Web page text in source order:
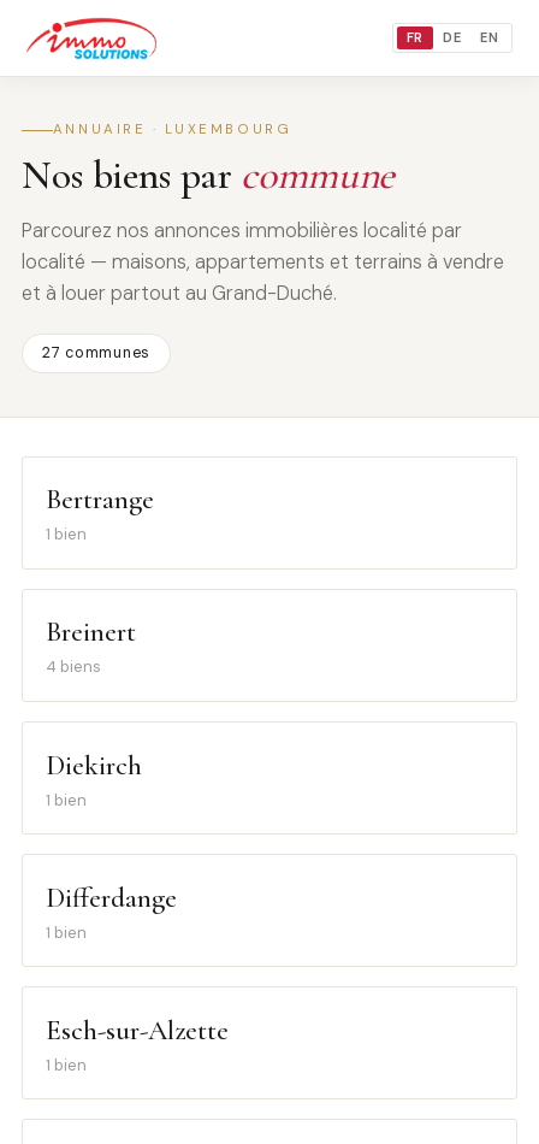
FR DE EN
ANNUAIRE · LUXEMBOURG
Nos biens par commune
Parcourez nos annonces immobilières localité par
localité — maisons, appartements et terrains à vendre
et à louer partout au Grand-Duché.
27 communes
Bertrange
1 bien
Breinert
4 biens
Diekirch
1 bien
Differdange
1 bien
Esch-sur-Alzette
1 bien